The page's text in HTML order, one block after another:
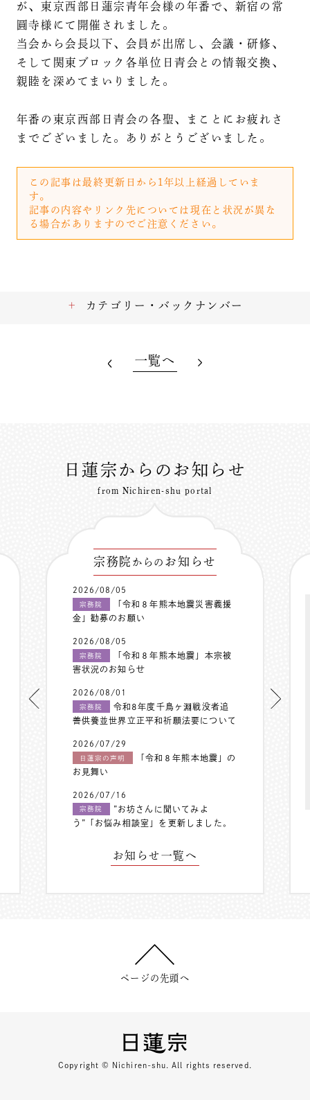
が、東京西部日蓮宗青年会様の年番で、新宿の常
圓寺様にて開催されました。
当会から会長以下、会員が出席し、会議・研修、
そして関東ブロック各単位日青会との情報交換、
親睦を深めてまいりました。
年番の東京西部日青会の各聖、まことにお疲れさ
までございました。ありがとうございました。
この記事は最終更新日から1年以上経過していま
す。
記事の内容やリンク先については現在と状況が異な
る場合がありますのでご注意ください。
カテゴリー・バックナンバー
一覧へ
日蓮宗からのお知らせ
from Nichiren-shu portal
宗務院 からの お知らせ
2026/08/05
宗務院
「令和８年熊本地震災害義援
金」勧募のお願い
2026/08/05
宗務院
「令和８年熊本地震」本宗被
害状況のお知らせ
2026/08/01
宗務院
令和8年度千鳥ヶ淵戦没者追
善供養並世界立正平和祈願法要について
2026/07/29
日蓮宗の声明
「令和８年熊本地震」の
お見舞い
2026/07/16
宗務院
”お坊さんに聞いてみよ
う”「お悩み相談室」を更新しました。
お知らせ一覧へ
ページの先頭へ
Copyright © Nichiren-shu. All rights reserved.